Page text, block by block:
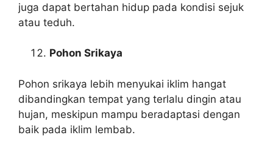
juga dapat bertahan hidup pada kondisi sejuk
atau teduh.
Pohon Srikaya
Pohon srikaya lebih menyukai iklim hangat
dibandingkan tempat yang terlalu dingin atau
hujan, meskipun mampu beradaptasi dengan
baik pada iklim lembab.